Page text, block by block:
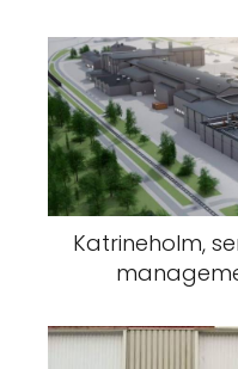
Katrineholm,